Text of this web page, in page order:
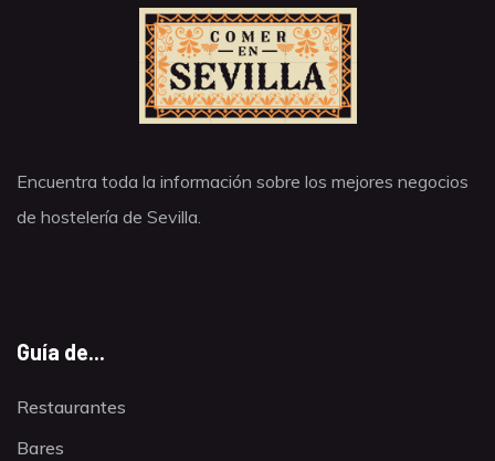
Encuentra toda la información sobre los mejores negocios
de hostelería de Sevilla.
Guía de...
Restaurantes
Bares